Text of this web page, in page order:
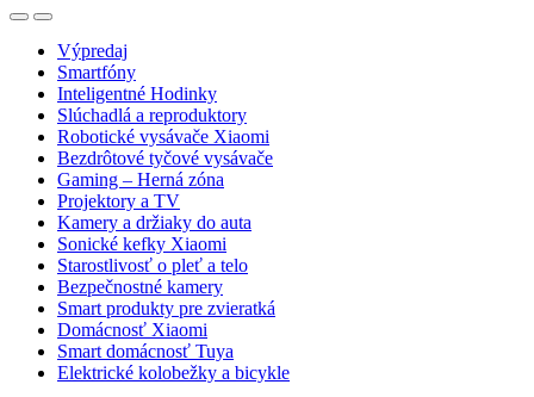
OpenClose
Výpredaj
Smartfóny
Inteligentné Hodinky
Slúchadlá a reproduktory
Robotické vysávače Xiaomi
Bezdrôtové tyčové vysávače
Gaming – Herná zóna
Projektory a TV
Kamery a držiaky do auta
Sonické kefky Xiaomi
Starostlivosť o pleť a telo
Bezpečnostné kamery
Smart produkty pre zvieratká
Domácnosť Xiaomi
Smart domácnosť Tuya
Elektrické kolobežky a bicykle